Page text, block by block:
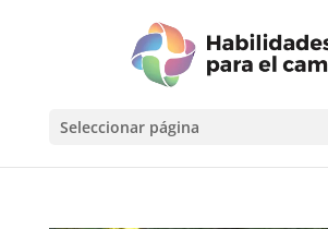
Seleccionar página